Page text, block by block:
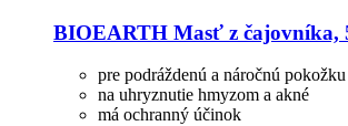
BIOEARTH Masť z čajovníka,
pre podráždenú a náročnú pokožku
na uhryznutie hmyzom a akné
má ochranný účinok